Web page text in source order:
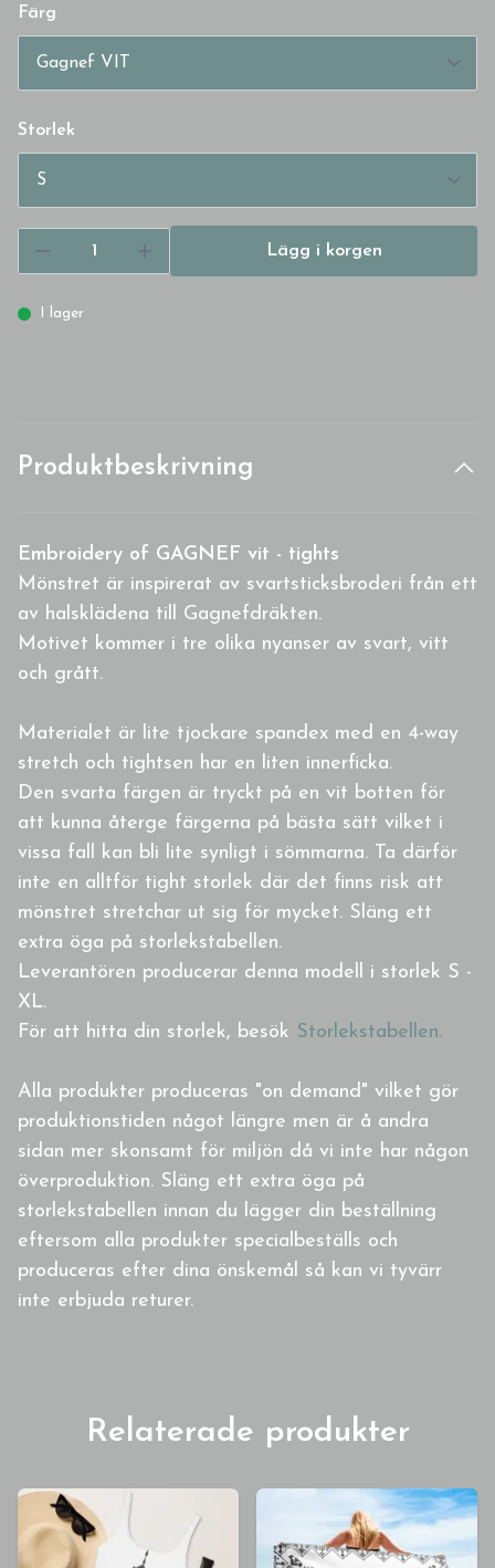
Färg
Storlek
Lägg i korgen
I lager
Produktbeskrivning
Embroidery of GAGNEF vit - tights
Mönstret är inspirerat av svartsticksbroderi från ett
av halsklädena till Gagnefdräkten.
Motivet kommer i tre olika nyanser av svart, vitt
och grått.
Materialet är lite tjockare spandex med en 4-way
stretch och tightsen har en liten innerficka.
Den svarta färgen är tryckt på en vit botten för
att kunna återge färgerna på bästa sätt vilket i
vissa fall kan bli lite synligt i sömmarna. Ta därför
inte en alltför tight storlek där det finns risk att
mönstret stretchar ut sig för mycket. Släng ett
extra öga på storlekstabellen.
Leverantören producerar denna modell i storlek S -
XL.
För att hitta din storlek, besök Storlekstabellen.
Alla produkter produceras "on demand" vilket gör
produktionstiden något längre men är å andra
sidan mer skonsamt för miljön då vi inte har någon
överproduktion. Släng ett extra öga på
storlekstabellen innan du lägger din beställning
eftersom alla produkter specialbeställs och
produceras efter dina önskemål så kan vi tyvärr
inte erbjuda returer.
Relaterade produkter